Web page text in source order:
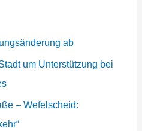
ab
um Unterstützung bei
– Wefelscheid: